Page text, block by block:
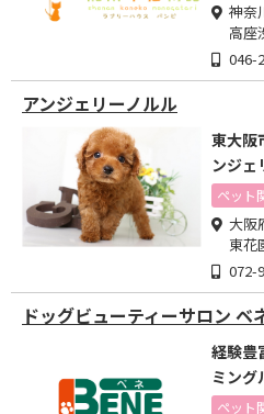
神奈
高座
046-
アンジェリーノルル
東大阪
ンジェ
などを
ペット
大阪
東花
072-
ドッグビューティーサロン ベ
経験豊
ミング
姿もご
ペット